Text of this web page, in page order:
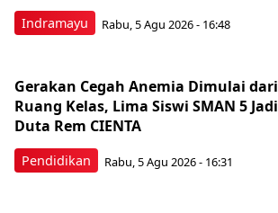
Indramayu Rabu, 5 Agu 2026 - 16:48
Pendidikan
Gerakan Cegah Anemia Dimulai dari
Ruang Kelas, Lima Siswi SMAN 5 Jadi
Duta Rem CIENTA
Rabu, 5 Agu 2026 - 16:31